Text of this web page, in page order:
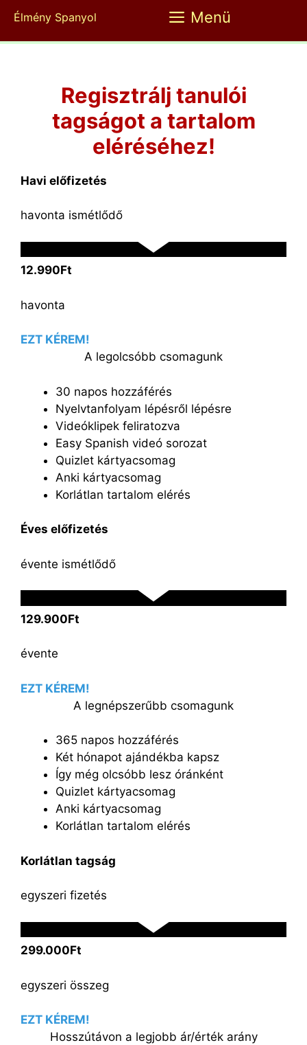
Kilépés
tartalomba
Élmény Spanyol Menü
Regisztrálj tanulói
tagságot a tartalom
eléréséhez!
Havi előfizetés
havonta ismétlődő
12.990Ft
havonta
EZT KÉREM!
A legolcsóbb csomagunk
30 napos hozzáférés
Nyelvtanfolyam lépésről lépésre
Videóklipek feliratozva
Easy Spanish videó sorozat
Quizlet kártyacsomag
Anki kártyacsomag
Korlátlan tartalom elérés
Éves előfizetés
évente ismétlődő
129.900Ft
évente
EZT KÉREM!
A legnépszerűbb csomagunk
365 napos hozzáférés
Két hónapot ajándékba kapsz
Így még olcsóbb lesz óránként
Quizlet kártyacsomag
Anki kártyacsomag
Korlátlan tartalom elérés
Korlátlan tagság
egyszeri fizetés
299.000Ft
egyszeri összeg
EZT KÉREM!
Hosszútávon a legjobb ár/érték arány